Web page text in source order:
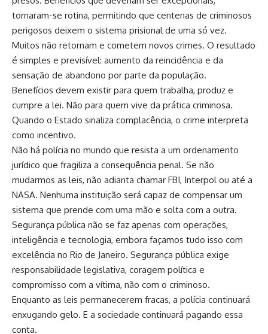
tornaram-se rotina, permitindo que centenas de criminosos
perigosos deixem o sistema prisional de uma só vez.
Muitos não retornam e cometem novos crimes. O resultado
é simples e previsível: aumento da reincidência e da
sensação de abandono por parte da população.
Benefícios devem existir para quem trabalha, produz e
cumpre a lei. Não para quem vive da prática criminosa.
Quando o Estado sinaliza complacência, o crime interpreta
como incentivo.
Não há polícia no mundo que resista a um ordenamento
jurídico que fragiliza a consequência penal. Se não
mudarmos as leis, não adianta chamar FBI, Interpol ou até a
NASA. Nenhuma instituição será capaz de compensar um
sistema que prende com uma mão e solta com a outra.
Segurança pública não se faz apenas com operações,
inteligência e tecnologia, embora façamos tudo isso com
excelência no Rio de Janeiro. Segurança pública exige
responsabilidade legislativa, coragem política e
compromisso com a vítima, não com o criminoso.
Enquanto as leis permanecerem fracas, a polícia continuará
enxugando gelo. E a sociedade continuará pagando essa
conta.